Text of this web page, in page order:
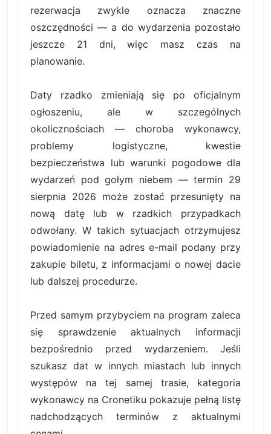
rezerwacja zwykle oznacza znaczne
oszczędności — a do wydarzenia pozostało
jeszcze 21 dni, więc masz czas na
planowanie.
Daty rzadko zmieniają się po oficjalnym
ogłoszeniu, ale w szczególnych
okolicznościach — choroba wykonawcy,
problemy logistyczne, kwestie
bezpieczeństwa lub warunki pogodowe dla
wydarzeń pod gołym niebem — termin 29
sierpnia 2026 może zostać przesunięty na
nową datę lub w rzadkich przypadkach
odwołany. W takich sytuacjach otrzymujesz
powiadomienie na adres e-mail podany przy
zakupie biletu, z informacjami o nowej dacie
lub dalszej procedurze.
Przed samym przybyciem na program zaleca
się sprawdzenie aktualnych informacji
bezpośrednio przed wydarzeniem. Jeśli
szukasz dat w innych miastach lub innych
występów na tej samej trasie, kategoria
wykonawcy na Cronetiku pokazuje pełną listę
nadchodzących terminów z aktualnymi